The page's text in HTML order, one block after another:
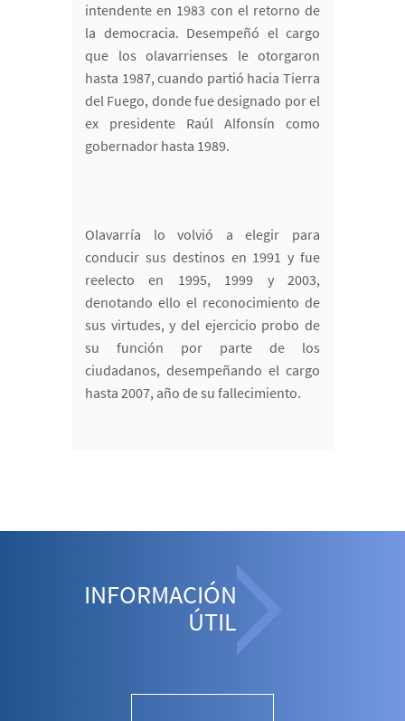
intendente en 1983 con el retorno de
la democracia. Desempeñó el cargo
que los olavarrienses le otorgaron
hasta 1987, cuando partió hacia Tierra
del Fuego, donde fue designado por el
ex presidente Raúl Alfonsín como
gobernador hasta 1989.
Olavarría lo volvió a elegir para
conducir sus destinos en 1991 y fue
reelecto en 1995, 1999 y 2003,
denotando ello el reconocimiento de
sus virtudes, y del ejercicio probo de
su función por parte de los
ciudadanos, desempeñando el cargo
hasta 2007, año de su fallecimiento.
INFORMACIÓN
ÚTIL